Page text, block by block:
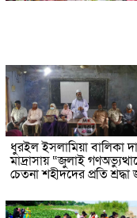
ধুরইল ইসলামিয়া বালিকা
মাদ্রাসায় “জুলাই
চেতনা শহীদদের প্রতি শ্রদ্ধা